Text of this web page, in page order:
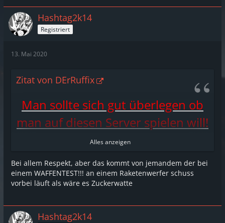
Hashtag2k14
Registriert
13. Mai 2020
Zitat von DErRuffix
Man sollte sich gut überlegen ob
man auf diesen Server spielen will!
Zunächst sollte man sagen das dieser
Server kein richtiger Roleplay Server ist,
sondern Need for Speed mit Farmjobs wer
hier auf deepes RP hofft ist hier an der
falschen Adresse da die Leute nur drei
Sachen machen! (Farmen / Auto kaufen /
Alles anzeigen
Bei allem Respekt, aber das kommt von jemandem der bei
einem WAFFENTEST!!! an einem Raketenwerfer schuss
vorbei läuft als wäre es Zuckerwatte
Hashtag2k14